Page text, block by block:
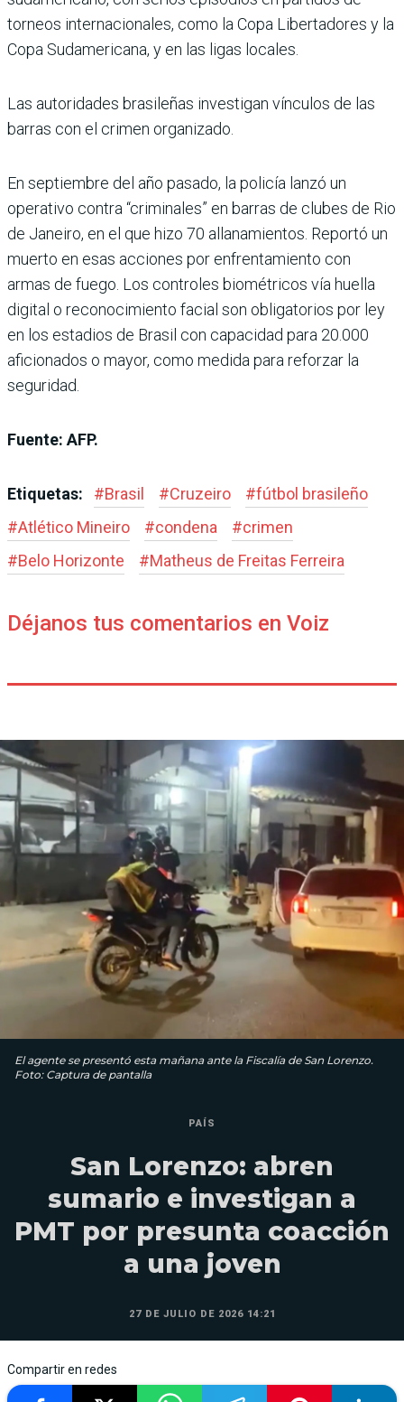
torneos internacionales, como la Copa Libertadores y la
Copa Sudamericana, y en las ligas locales.
Las autoridades brasileñas investigan vínculos de las
barras con el crimen organizado.
En septiembre del año pasado, la policía lanzó un
operativo contra “criminales” en barras de clubes de Rio
de Janeiro, en el que hizo 70 allanamientos. Reportó un
muerto en esas acciones por enfrentamiento con
armas de fuego. Los controles biométricos vía huella
digital o reconocimiento facial son obligatorios por ley
en los estadios de Brasil con capacidad para 20.000
aficionados o mayor, como medida para reforzar la
seguridad.
Fuente: AFP.
Etiquetas: #Brasil #Cruzeiro #fútbol brasileño
#Atlético Mineiro #condena #crimen
#Belo Horizonte #Matheus de Freitas Ferreira
Déjanos tus comentarios en Voiz
El agente se presentó esta mañana ante la Fiscalía de San Lorenzo.
Foto: Captura de pantalla
PAÍS
San Lorenzo: abren
sumario e investigan a
PMT por presunta coacción
a una joven
27 DE JULIO DE 2026 14:21
Compartir en redes